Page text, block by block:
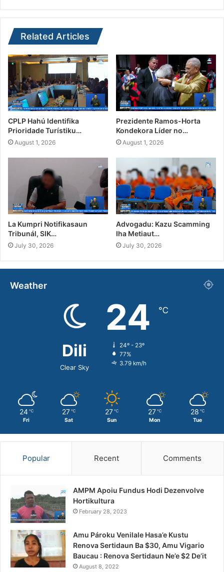
Related Articles
CPLP Hahú Identifika
Prioridade Turístiku…
August 1, 2026
Prezidente Ramos-Horta
Kondekora Líder no…
August 1, 2026
La Kumpri Notifikasaun
Tribunál, SIK…
July 30, 2026
Advogadu: Kazu Scamming
Iha Metiaut…
July 30, 2026
Weather
Dili
Clear Sky
24 ℃
24º - 23º
77%
3.79 km/h
24 ℃
Fri
27 ℃
Sat
27 ℃
Sun
27 ℃
Mon
28 ℃
Tue
Popular Recent Comments
AMPM Apoiu Fundus Hodi Dezenvolve
Hortikultura
February 28, 2023
Amu Pároku Venilale Hasa’e Kustu
Renova Sertidaun Ba $30, Amu Vigario
Baucau : Renova Sertidaun Ne’e $2 De’it
August 8, 2022